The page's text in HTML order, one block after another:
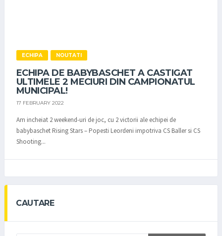
ECHIPA NOUTATI
ECHIPA DE BABYBASCHET A CASTIGAT
ULTIMELE 2 MECIURI DIN CAMPIONATUL
MUNICIPAL!
17 FEBRUARY 2022
Am incheiat 2 weekend-uri de joc, cu 2 victorii ale echipei de
babybaschet Rising Stars – Popesti Leordeni impotriva CS Baller si CS
Shooting...
CAUTARE